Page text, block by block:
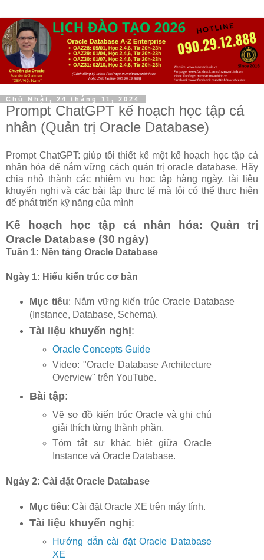
Chủ Nhật, 24 tháng 11, 2024
Prompt ChatGPT kế hoạch học tập cá
nhân (Quản trị Oracle Database)
Prompt ChatGPT: giúp tôi thiết kế một kế hoạch học tập cá
nhân hóa để nắm vững cách quản trị oracle database. Hãy
chia nhỏ thành các nhiệm vụ học tập hàng ngày, tài liệu
khuyến nghị và các bài tập thực tế mà tôi có thể thực hiện
để phát triển kỹ năng của mình
Kế hoạch học tập cá nhân hóa: Quản trị
Oracle Database (30 ngày)
Tuần 1: Nền tảng Oracle Database
Ngày 1: Hiểu kiến trúc cơ bản
Mục tiêu: Nắm vững kiến trúc Oracle Database
(Instance, Database, Schema).
Tài liệu khuyến nghị:
Oracle Concepts Guide
Video: "Oracle Database Architecture
Overview" trên YouTube.
Bài tập:
Vẽ sơ đồ kiến trúc Oracle và ghi chú
giải thích từng thành phần.
Tóm tắt sự khác biệt giữa Oracle
Instance và Oracle Database.
Ngày 2: Cài đặt Oracle Database
Mục tiêu: Cài đặt Oracle XE trên máy tính.
Tài liệu khuyến nghị:
Hướng dẫn cài đặt Oracle Database
XE